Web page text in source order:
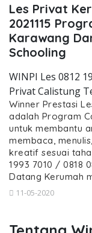
Les Privat
2021115
Karawang
Schooling
WINPI Les 0812
Privat Calistung
Winner Prestasi
adalah Program
untuk membantu
membaca,
kreatif sesuai
1993 7010 / 0818
Datang Kerumah
11-05-2020